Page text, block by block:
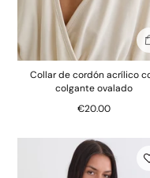
Collar de cordón acrílico
colgante ovalado
€20.00